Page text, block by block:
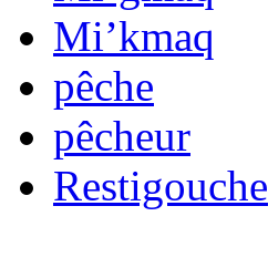
Mi’kmaq
pêche
pêcheur
Restigouche